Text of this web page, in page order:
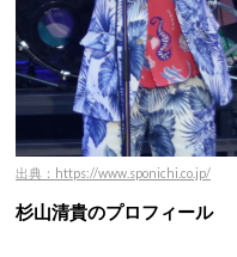
出典：https://www.sponichi.co.jp/
杉山清貴のプロフィール